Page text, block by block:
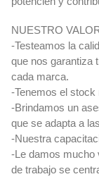
NUESTRO
-Testeamos la
que nos garantiza
cada marca.
-Tenemos el
-Brindamos un
que se adapta a
-Nuestra
-Le damos mucho
de trabajo se